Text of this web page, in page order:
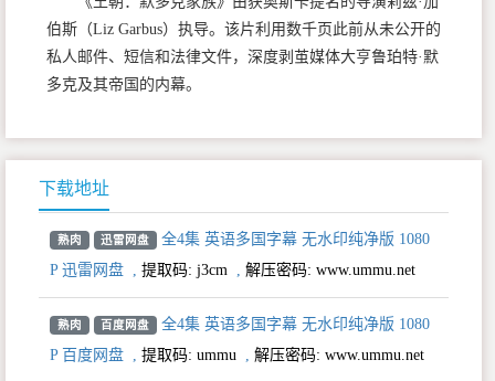
伯斯（Liz Garbus）执导。该片利用数千页此前从未公开的
私人邮件、短信和法律文件，深度剥茧媒体大亨鲁珀特·默
多克及其帝国的内幕。
下载地址
熟肉 迅雷网盘
全4集 英语多国字幕 无水印纯净版 1080
P 迅雷网盘
提取码: j3cm 解压密码: www.ummu.net
熟肉 百度网盘
全4集 英语多国字幕 无水印纯净版 1080
P 百度网盘
提取码: ummu 解压密码: www.ummu.net